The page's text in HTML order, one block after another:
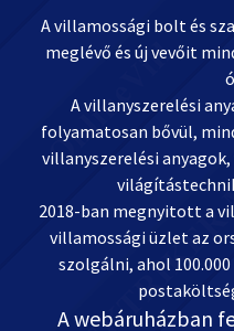
A villamossági bolt és
meglévő és új vevőit
A villanyszerelési
folyamatosan bővül,
villanyszerelési
2018-ban megnyitott a
villamossági üzlet az
szolgálni, ahol
A webáruházban